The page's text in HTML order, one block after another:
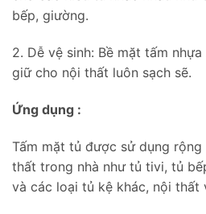
bếp, giường.
2. Dễ vệ sinh: Bề mặt tấm
giữ cho nội thất luôn sạch sẽ.
Ứng dụng :
Tấm mặt tủ được sử dụng
thất trong nhà như tủ tivi, tủ
và các loại tủ kệ khác, nội thất